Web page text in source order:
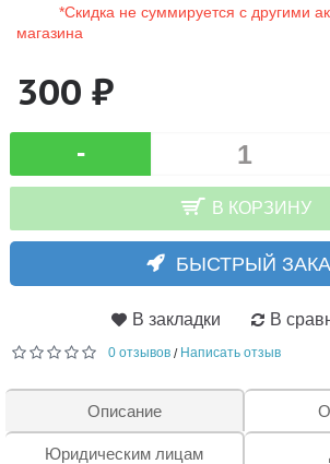
*Скидка не суммируется с другими
магазина
300 ₽
-
В КОРЗИНУ
БЫСТРЫЙ
В закладки В
0 отзывов / Написать отзыв
Описание
Юридическим лицам